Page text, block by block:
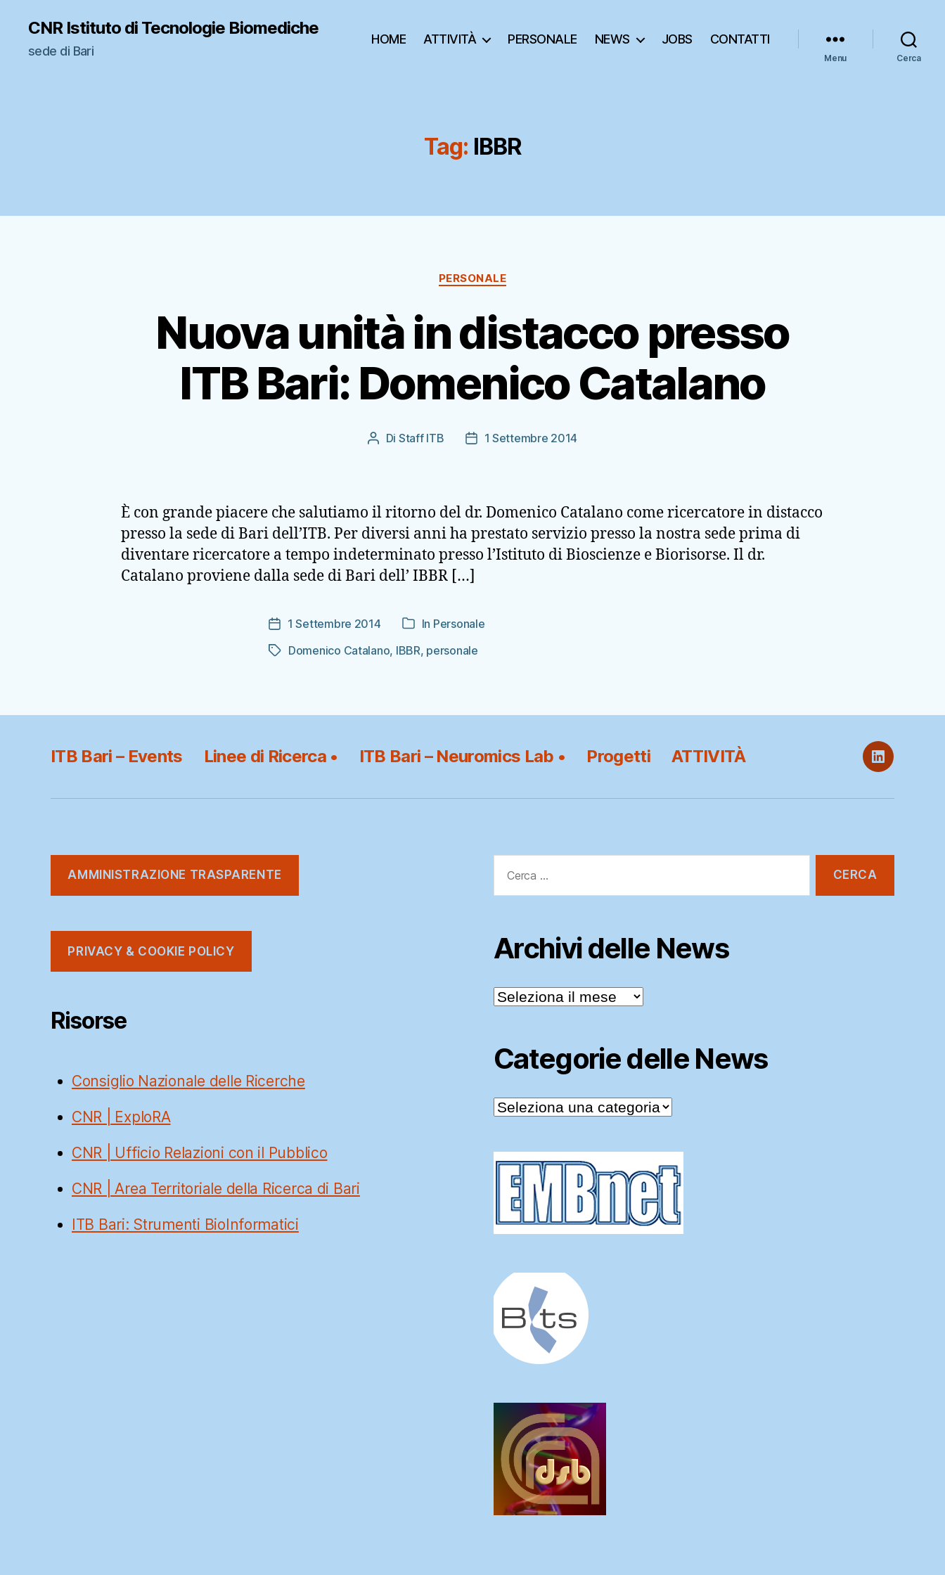
CNR Istituto di Tecnologie Biomediche
sede di Bari
HOME ATTIVITÀ PERSONALE NEWS JOBS CONTATTI
Menu Cerca
Tag: IBBR
Categorie
PERSONALE
Nuova unità in distacco presso
ITB Bari: Domenico Catalano
Autore
Di Staff ITB
Data1 Settembre 2014
È con grande piacere che salutiamo il ritorno del dr. Domenico Catalano come ricercatore in distacco
presso la sede di Bari dell’ITB. Per diversi anni ha prestato servizio presso la nostra sede prima di
diventare ricercatore a tempo indeterminato presso l’Istituto di Bioscienze e Biorisorse. Il dr.
Catalano proviene dalla sede di Bari dell’ IBBR […]
Data
dell'articolo
1 Settembre 2014 Categorie
In Personale
Tag Domenico Catalano, IBBR, personale
ITB Bari – Events Linee di Ricerca • ITB Bari – Neuromics Lab • Progetti ATTIVITÀ
ITB
LinkedIn
AMMINISTRAZIONE TRASPARENTE
PRIVACY & COOKIE POLICY
Risorse
Consiglio Nazionale delle Ricerche
CNR | ExploRA
CNR | Ufficio Relazioni con il Pubblico
CNR | Area Territoriale della Ricerca di Bari
ITB Bari: Strumenti BioInformatici
Archivi delle News
Archivi
delle
Categorie delle News
Categorie
delle